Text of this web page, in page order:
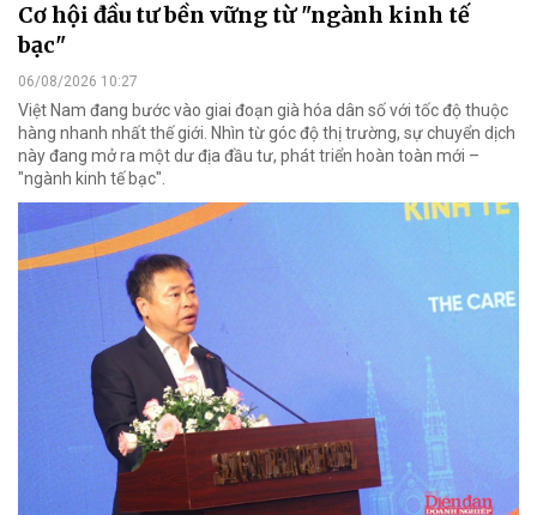
Cơ hội đầu tư bền vững từ "ngành kinh tế
bạc"
06/08/2026 10:27
Việt Nam đang bước vào giai đoạn già hóa dân số với tốc độ thuộc
hàng nhanh nhất thế giới. Nhìn từ góc độ thị trường, sự chuyển dịch
này đang mở ra một dư địa đầu tư, phát triển hoàn toàn mới –
"ngành kinh tế bạc".